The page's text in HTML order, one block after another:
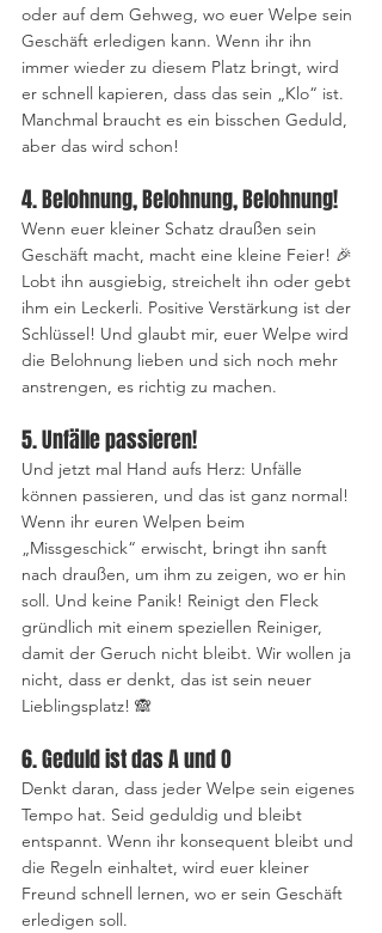
oder auf dem Gehweg, wo euer Welpe sein
Geschäft erledigen kann. Wenn ihr ihn
immer wieder zu diesem Platz bringt, wird
er schnell kapieren, dass das sein „Klo“ ist.
Manchmal braucht es ein bisschen Geduld,
aber das wird schon!
4. Belohnung, Belohnung, Belohnung!
Wenn euer kleiner Schatz draußen sein
Geschäft macht, macht eine kleine Feier! 🎉
Lobt ihn ausgiebig, streichelt ihn oder gebt
ihm ein Leckerli. Positive Verstärkung ist der
Schlüssel! Und glaubt mir, euer Welpe wird
die Belohnung lieben und sich noch mehr
anstrengen, es richtig zu machen.
5. Unfälle passieren!
Und jetzt mal Hand aufs Herz: Unfälle
können passieren, und das ist ganz normal!
Wenn ihr euren Welpen beim
„Missgeschick“ erwischt, bringt ihn sanft
nach draußen, um ihm zu zeigen, wo er hin
soll. Und keine Panik! Reinigt den Fleck
gründlich mit einem speziellen Reiniger,
damit der Geruch nicht bleibt. Wir wollen ja
nicht, dass er denkt, das ist sein neuer
Lieblingsplatz! 🙈
6. Geduld ist das A und O
Denkt daran, dass jeder Welpe sein eigenes
Tempo hat. Seid geduldig und bleibt
entspannt. Wenn ihr konsequent bleibt und
die Regeln einhaltet, wird euer kleiner
Freund schnell lernen, wo er sein Geschäft
erledigen soll.